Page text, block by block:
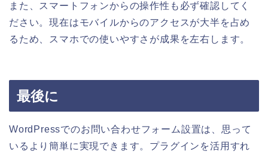
また、スマートフォンからの操作性も必ず確認してく
ださい。現在はモバイルからのアクセスが大半を占め
るため、スマホでの使いやすさが成果を左右します。
最後に
WordPressでのお問い合わせフォーム設置は、思って
いるより簡単に実現できます。プラグインを活用すれ